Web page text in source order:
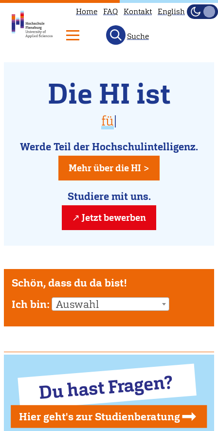
Home FAQ Kontakt English
Hell
Suche
Flensburg
Die HI ist
kreativ
für D
Werde Teil der Hochschulintelligenz.
Mehr über die HI >
Studiere mit uns.
Jetzt bewerben
Schön, dass du da bist!
Ich bin: Auswahl
Du hast Fragen?
Hier geht's zur Studienberatung